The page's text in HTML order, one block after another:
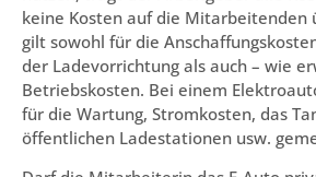
keine Kosten auf die Mitarbeitenden
gilt sowohl für die
der Ladevorrichtung als auch – wie
Betriebskosten. Bei einem
für die Wartung, Stromkosten, das
öffentlichen Ladestationen usw.